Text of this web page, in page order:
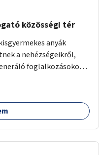
közösségi tér
anyák
a nehézségeikről,
foglalkozásokon